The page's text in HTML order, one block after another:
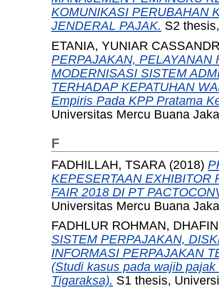
KOMUNIKASI PERUBAHAN
JENDERAL PAJAK. S2
ETANIA, YUNIAR
PERPAJAKAN, PELAYANAN
MODERNISASI SISTEM
TERHADAP KEPATUHAN
Empiris Pada KPP Pratama
Universitas Mercu Buana
F
FADHILLAH, TSARA (2018)
KEPESERTAAN EXHIBITOR
FAIR 2018 DI PT
Universitas Mercu Buana
FADHLUR ROHMAN, DHAFIN
SISTEM PERPAJAKAN,
INFORMASI PERPAJAKAN
(Studi kasus pada wajib
Tigaraksa). S1 thesis,